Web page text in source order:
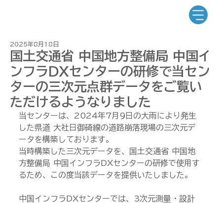
国土交通省 中国地方整備局 中国イ
ンフラDXセンターの研修で当セン
ターの三次元点群データをご覧い
ただけるようなりました
2025年8月18日
当センターは、2024年7月9日の大雨により発生
した県道 大社日御碕線の道路崩落現場の三次元デ
ータを構築しております。
当時構築した三次元データを、国土交通省 中国地
方整備局 中国インフラDXセンターの研修で使用す
るため、この度当該データを提供いたしました。
中国インフラDXセンターでは、3次元測量・設計